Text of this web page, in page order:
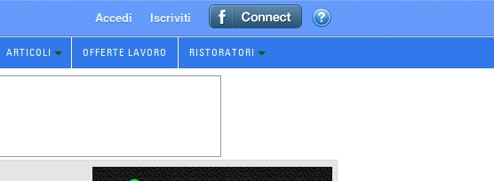
Accedi Iscriviti
ARTICOLI OFFERTE LAVORO RISTORATORI